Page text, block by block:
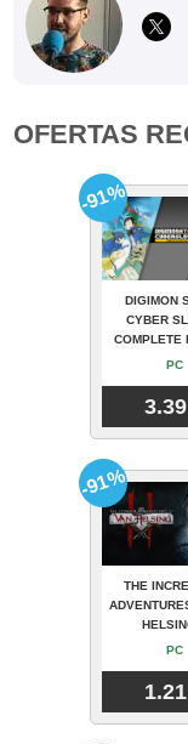
OFERTAS
DIGIMON
CYBER
COMPLETE
PC
-91%
THE
PC
-91%